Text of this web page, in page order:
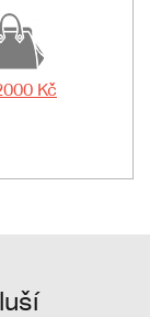
Kč